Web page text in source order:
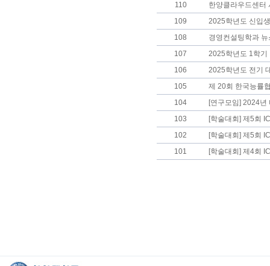
110
한양클라우드센터
109
2025학년도 신입
108
경영컨설팅학과
107
2025학년도 1학기
106
2025학년도 전기
105
제 20회 한국능률
104
[연구모임] 2024년
103
[학술대회] 제5회
102
[학술대회] 제5회
101
[학술대회] 제4회